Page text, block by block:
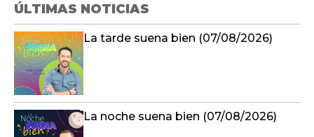
ÚLTIMAS NOTICIAS
La tarde suena bien (07/08/2026)
La noche suena bien (07/08/2026)